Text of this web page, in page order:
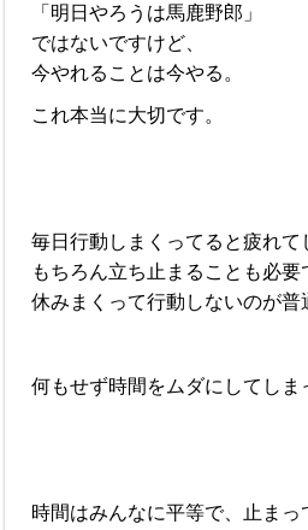
「明日やろうは馬鹿野郎」
ではないですけど、
今やれることは今やる。
これ本当に大切です。
毎日行動しまくってると疲れて
もちろん立ち止まることも必要
休みまくって行動しないのが普
何もせず時間をムダにしてしま
時間はみんなに平等で、止まっ